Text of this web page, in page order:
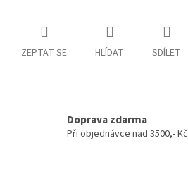
ZEPTAT SE HLÍDAT SDÍLET
Doprava zdarma
Při objednávce nad 3500,- Kč